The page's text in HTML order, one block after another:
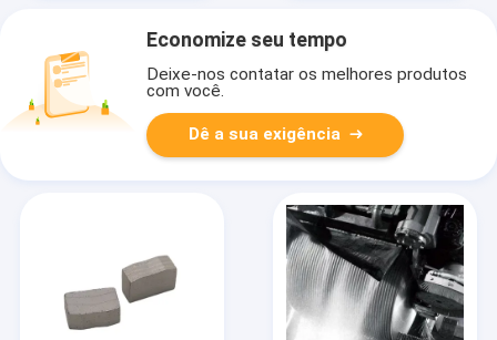
Economize seu tempo
Deixe-nos contatar os melhores produtos
com você.
Dê a sua exigência